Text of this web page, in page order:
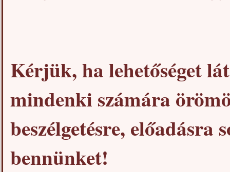
Kérjük, ha lehetőséget
mindenki számára
beszélgetésre,
bennünket!